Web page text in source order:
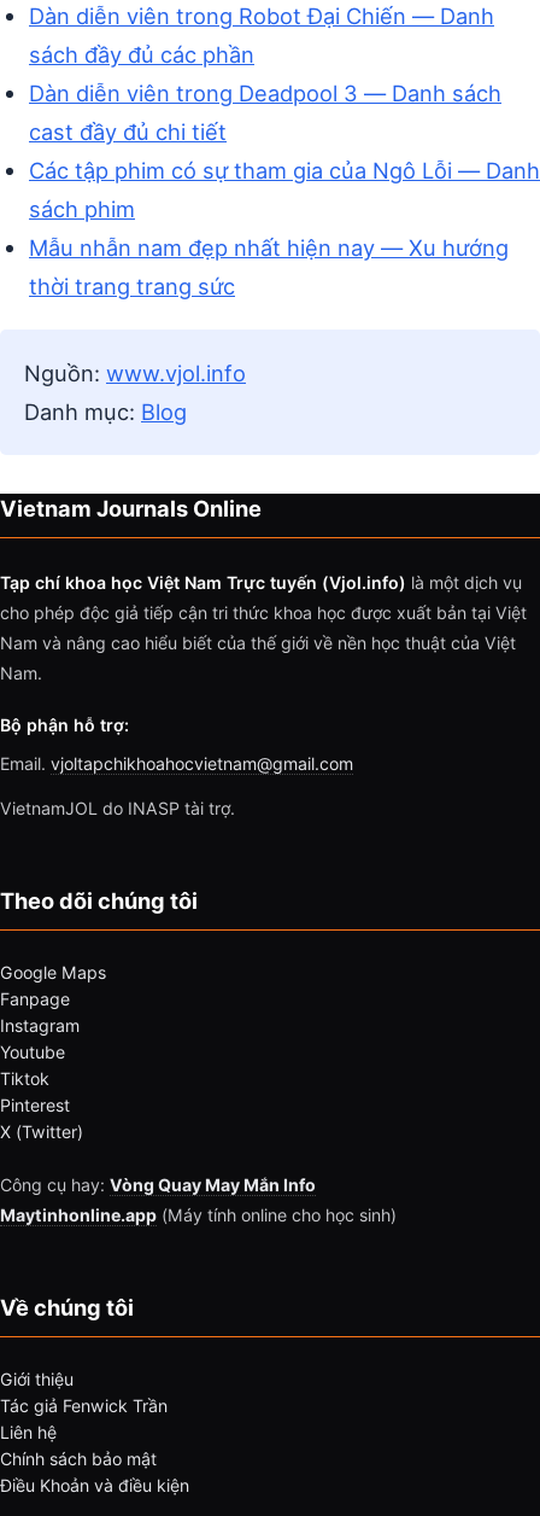
Dàn diễn viên trong Robot Đại Chiến — Danh
sách đầy đủ các phần
Dàn diễn viên trong Deadpool 3 — Danh sách
cast đầy đủ chi tiết
Các tập phim có sự tham gia của Ngô Lỗi — Danh
sách phim
Mẫu nhẫn nam đẹp nhất hiện nay — Xu hướng
thời trang trang sức
Nguồn: www.vjol.info
Danh mục: Blog
Vietnam Journals Online
Tạp chí khoa học Việt Nam Trực tuyến (Vjol.info) là một dịch vụ
cho phép độc giả tiếp cận tri thức khoa học được xuất bản tại Việt
Nam và nâng cao hiểu biết của thế giới về nền học thuật của Việt
Nam.
Bộ phận hỗ trợ:
Email. vjoltapchikhoahocvietnam@gmail.com
VietnamJOL do INASP tài trợ.
Theo dõi chúng tôi
Google Maps
Fanpage
Instagram
Youtube
Tiktok
Pinterest
X (Twitter)
Công cụ hay: Vòng Quay May Mắn Info
Maytinhonline.app (Máy tính online cho học sinh)
Về chúng tôi
Giới thiệu
Tác giả Fenwick Trần
Liên hệ
Chính sách bảo mật
Điều Khoản và điều kiện